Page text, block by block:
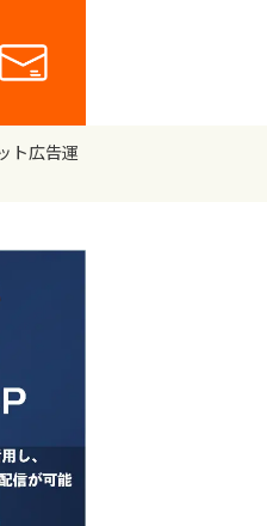
ト広告運